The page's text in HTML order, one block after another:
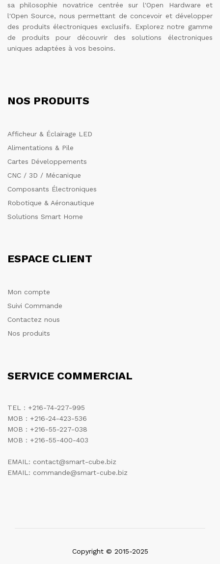
sa philosophie novatrice centrée sur l'Open Hardware et
l'Open Source, nous permettant de concevoir et développer
des produits électroniques exclusifs. Explorez notre gamme
de produits pour découvrir des solutions électroniques
uniques adaptées à vos besoins.
NOS PRODUITS
Afficheur & Éclairage LED
Alimentations & Pile
Cartes Développements
CNC / 3D / Mécanique
Composants Électroniques
Robotique & Aéronautique
Solutions Smart Home
ESPACE CLIENT
Mon compte
Suivi Commande
Contactez nous
Nos produits
SERVICE COMMERCIAL
TEL : +216-74-227-995
MOB : +216-24-423-536
MOB : +216-55-227-038
MOB : +216-55-400-403
EMAIL: contact@smart-cube.biz
EMAIL: commande@smart-cube.biz
Copyright © 2015-2025